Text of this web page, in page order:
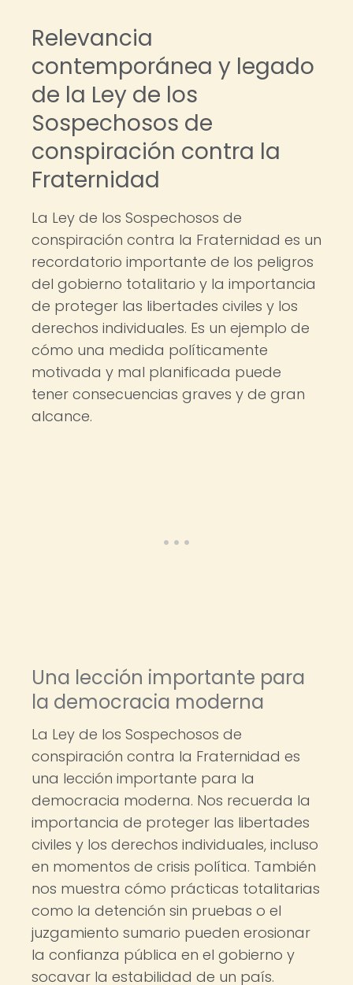
Relevancia
contemporánea y legado
de la Ley de los
Sospechosos de
conspiración contra la
Fraternidad
La Ley de los Sospechosos de
conspiración contra la Fraternidad es un
recordatorio importante de los peligros
del gobierno totalitario y la importancia
de proteger las libertades civiles y los
derechos individuales. Es un ejemplo de
cómo una medida políticamente
motivada y mal planificada puede
tener consecuencias graves y de gran
alcance.
Una lección importante para
la democracia moderna
La Ley de los Sospechosos de
conspiración contra la Fraternidad es
una lección importante para la
democracia moderna. Nos recuerda la
importancia de proteger las libertades
civiles y los derechos individuales, incluso
en momentos de crisis política. También
nos muestra cómo prácticas totalitarias
como la detención sin pruebas o el
juzgamiento sumario pueden erosionar
la confianza pública en el gobierno y
socavar la estabilidad de un país.